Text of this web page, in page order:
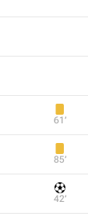
61‎’‎
85‎’‎
42‎’‎